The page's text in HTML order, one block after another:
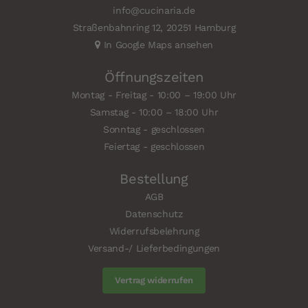
info@cucinaria.de
Straßenbahnring 12, 20251 Hamburg
In Google Maps ansehen
Öffnungszeiten
Montag - Freitag - 10:00 – 19:00 Uhr
Samstag - 10:00 – 18:00 Uhr
Sonntag - geschlossen
Feiertag - geschlossen
Bestellung
AGB
Datenschutz
Widerrufsbelehrung
Versand-/ Lieferbedingungen
Vertrag widerrufen